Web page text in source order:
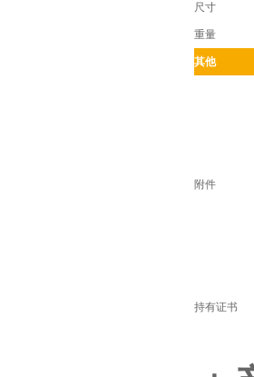
尺寸
重量
其他
附件
持有证书